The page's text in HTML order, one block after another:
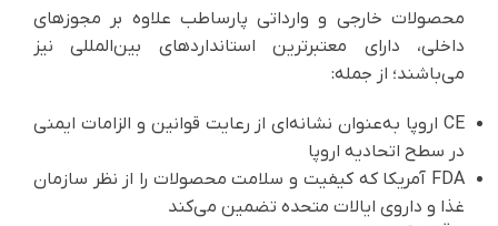
محصولات خارجی و وارداتی پارساطب علاوه بر مجوزهای
داخلی، دارای معتبرترین استانداردهای بین‌المللی نیز
می‌باشند؛ از جمله:
CE اروپا به‌عنوان نشانه‌ای از رعایت قوانین و الزامات ایمنی
در سطح اتحادیه اروپا
FDA آمریکا که کیفیت و سلامت محصولات را از نظر سازمان
غذا و داروی ایالات متحده تضمین می‌کند